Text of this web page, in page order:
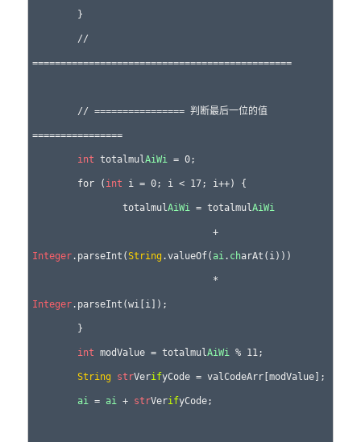
==============================================
================
int totalmul AiWi = 0;
	for (
int i = 0; i < 17; i++) {
		totalmul
AiWi = totalmul AiWi
Integer.parseInt(String .valueOf( ai . charAt(i)))
Integer.parseInt(wi[i]);
int modValue = totalmul AiWi % 11;
String strVerifyCode = valCodeArr[modValue];
ai = ai + strVerifyCode;